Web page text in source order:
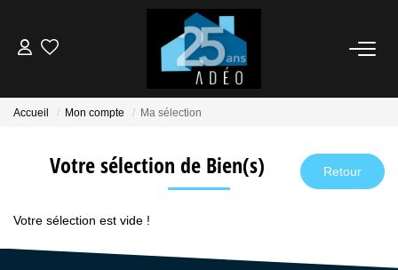
VENDEUR
LOCATIONS
Accueil Mon compte Ma sélection
Votre sélection de Bien(s)
Votre sélection est vide !